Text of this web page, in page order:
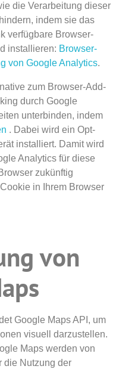
die Verarbeitung dieser
indem sie das
verfügbare Browser-
installieren: Browser-
von Google Analytics.
zum Browser-Add-
durch Google
unterbinden, indem
. Dabei wird ein Opt-
installiert. Damit wird
Analytics für diese
zukünftig
in Ihrem Browser
von
Google Maps API, um
visuell darzustellen.
Maps werden von
die Nutzung der